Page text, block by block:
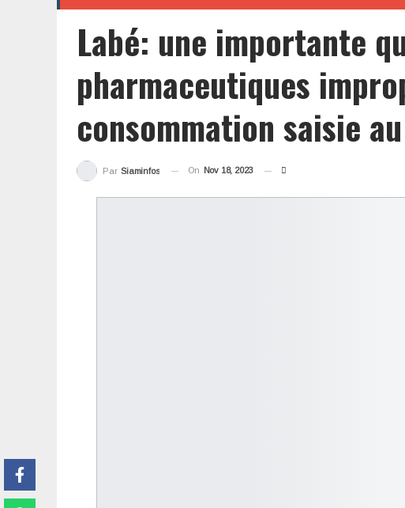
Labé: une importante
pharmaceutiques
consommation saisie
Par Siaminfos On Nov 18, 2023